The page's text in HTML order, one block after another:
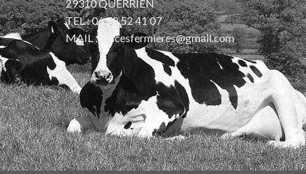
29310 QUERRIEN
TEL :06 52 52 41 07
MAIL :
glacesfermieres@gmail.com